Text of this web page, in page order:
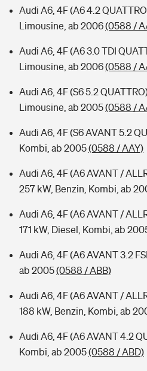
Audi A6, 4F (A6 4.2
Limousine, ab 2006(0588 /
Audi A6, 4F (A6 3.0 TDI
Limousine, ab 2006(0588 /
Audi A6, 4F (S6 5.2
Limousine, ab 2005(0588 /
Audi A6, 4F (S6 AVANT 5.2
Kombi, ab 2005(0588 / AAY)
Audi A6, 4F (A6 AVANT /
257 kW, Benzin, Kombi, ab
Audi A6, 4F (A6 AVANT /
171 kW, Diesel, Kombi, ab
Audi A6, 4F (A6 AVANT 3.2
ab 2005(0588 / ABB)
Audi A6, 4F (A6 AVANT /
188 kW, Benzin, Kombi, ab
Audi A6, 4F (A6 AVANT 4.2
Kombi, ab 2005(0588 / ABD)